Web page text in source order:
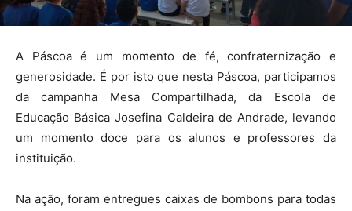
A Páscoa é um momento de fé, confraternização e
generosidade. É por isto que nesta Páscoa, participamos
da campanha Mesa Compartilhada, da Escola de
Educação Básica Josefina Caldeira de Andrade, levando
um momento doce para os alunos e professores da
instituição.
Na ação, foram entregues caixas de bombons para todas